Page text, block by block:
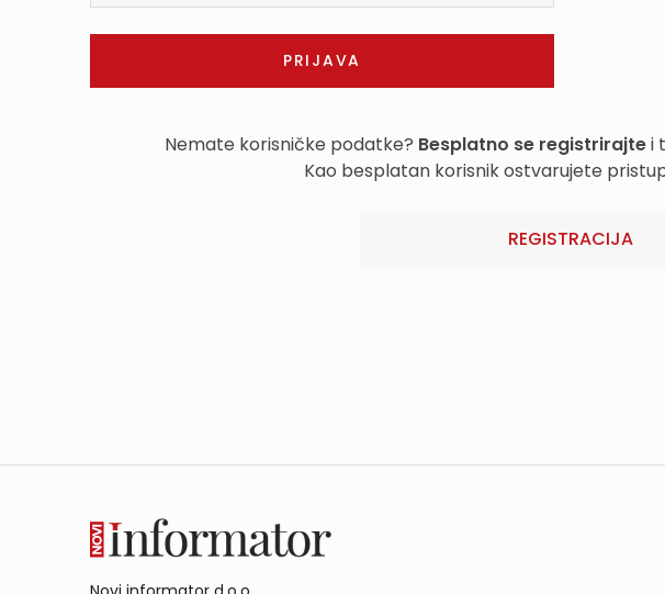
Nemate korisničke podatke? Besplatno se registrirajtei
Kao besplatan korisnik ostvarujete
REGISTRACIJA